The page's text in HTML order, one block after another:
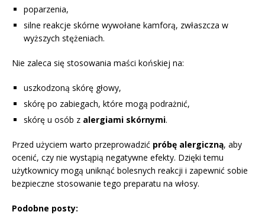
poparzenia,
silne reakcje skórne wywołane kamforą, zwłaszcza w
wyższych stężeniach.
Nie zaleca się stosowania maści końskiej na:
uszkodzoną skórę głowy,
skórę po zabiegach, które mogą podrażnić,
skórę u osób z alergiami skórnymi.
Przed użyciem warto przeprowadzić próbę alergiczną, aby
ocenić, czy nie wystąpią negatywne efekty. Dzięki temu
użytkownicy mogą uniknąć bolesnych reakcji i zapewnić sobie
bezpieczne stosowanie tego preparatu na włosy.
Podobne posty: